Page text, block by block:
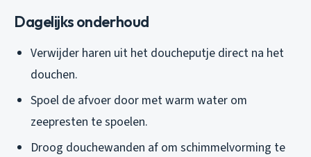
Dagelijks onderhoud
Verwijder haren uit het doucheputje direct na het
douchen.
Spoel de afvoer door met warm water om
zeepresten te spoelen.
Droog douchewanden af om schimmelvorming te